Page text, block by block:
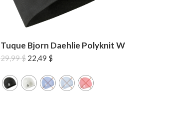
Tuque Bjorn Daehlie Polyknit W
29,99$ Le
initial
était :
29,99 $.
22,49 $Le
actuel
est :
22,49 $.